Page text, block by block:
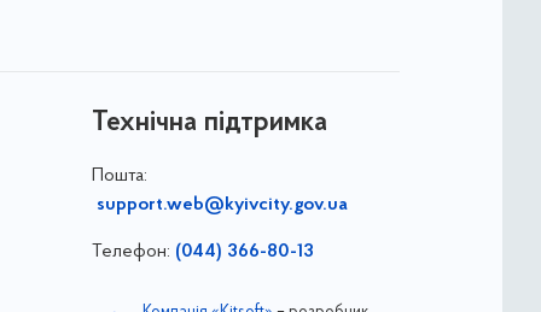
Технічна підтримка
Пошта:
support.web@kyivcity.gov.ua
Телефон: (044) 366-80-13